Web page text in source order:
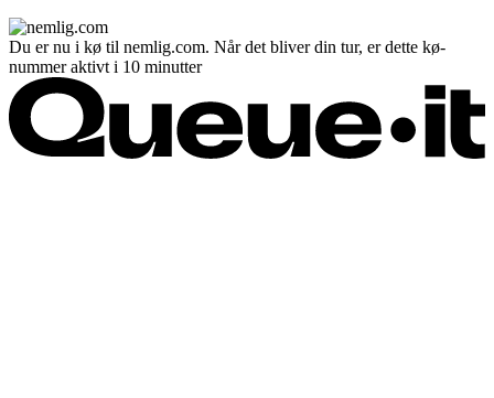
Du er nu i kø til nemlig.com. Når det bliver din tur, er dette kø-
nummer aktivt i 10 minutter